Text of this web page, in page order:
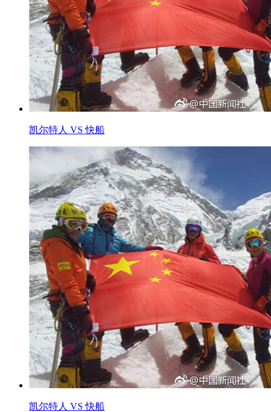
凯尔特人 VS 快船
凯尔特人 VS 快船